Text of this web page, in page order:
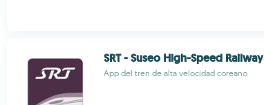
SRT - Suseo High-Speed Railway
App del tren de alta velocidad coreano